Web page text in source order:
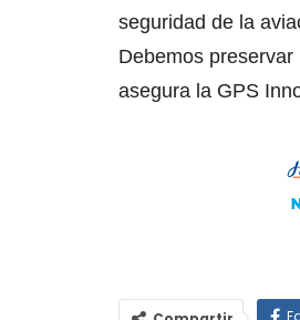
seguridad de la
Debemos
asegura la GPS